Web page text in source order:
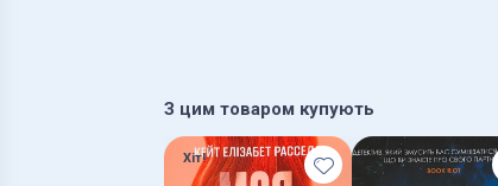
З цим товаром купують
Хіт!